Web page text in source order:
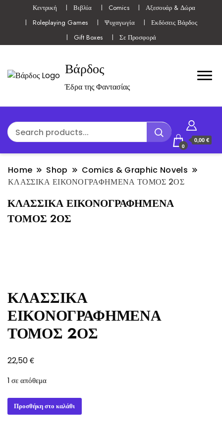
Κεντρική Βιβλία Comics
Αξεσουάρ & Δώρα
Roleplaying Games
Ψυχαγωγία
Εκδόσεις Βάρδος
Gift Boxes
Σε Προσφορά
Βάρδος
Έδρα της Φαντασίας
0
0,00 €
Home Shop
Comics & Graphic Novels
ΚΛΑΣΣΙΚΑ ΕΙΚΟΝΟΓΡΑΦΗΜΕΝΑ ΤΟΜΟΣ 2ΟΣ
ΚΛΑΣΣΙΚΑ ΕΙΚΟΝΟΓΡΑΦΗΜΕΝΑ
ΤΟΜΟΣ 2ΟΣ
ΚΛΑΣΣΙΚΑ
ΕΙΚΟΝΟΓΡΑΦΗΜΕΝΑ
ΤΟΜΟΣ 2ΟΣ
22,50€
1 σε απόθεμα
ΚΛΑΣΣΙΚΑ
ΕΙΚΟΝΟΓΡΑΦΗΜΕΝΑ
Προσθήκη στο καλάθι